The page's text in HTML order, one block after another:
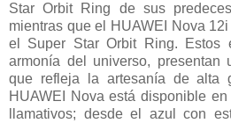
Star Orbit Ring de sus
mientras que el HUAWEI Nova
el Super Star Orbit Ring. Estos
armonía del universo, presentan
que refleja la artesanía de alta
HUAWEI Nova está disponible
llamativos; desde el azul con